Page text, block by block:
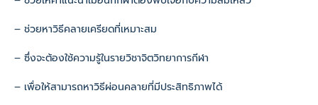
– ช่วยหาวิธีคลายเครียดที่เหมาะสม
– ซึ่งจะต้องใช้ความรู้ในรายวิชาจิตวิทยาการกีฬา
– เพื่อให้สามารถหาวิธีผ่อนคลายที่มีประสิทธิภาพได้